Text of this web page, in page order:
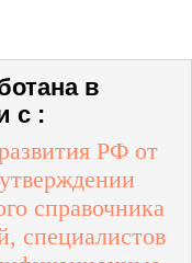
в
с :
РФ от
справочника
специалистов